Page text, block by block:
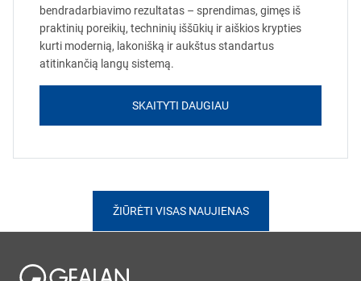
bendradarbiavimo rezultatas – sprendimas, gimęs iš
praktinių poreikių, techninių iššūkių ir aiškios krypties
kurti modernią, lakonišką ir aukštus standartus
atitinkančią langų sistemą.
SKAITYTI DAUGIAU
ŽIŪRĖTI VISAS NAUJIENAS